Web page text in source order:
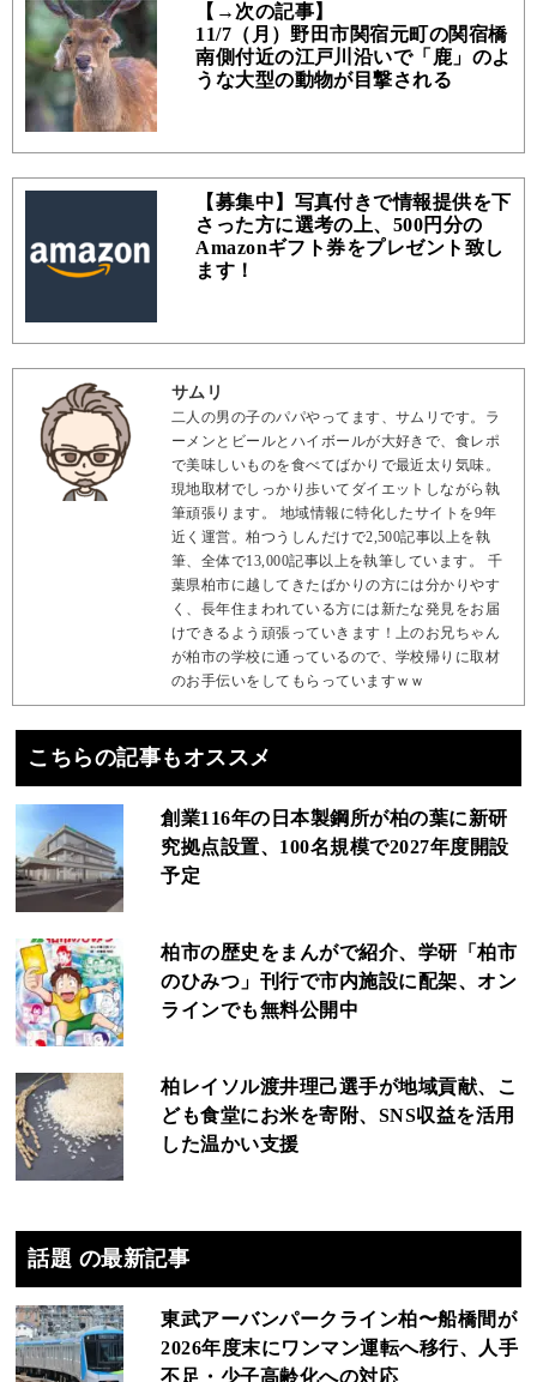
【→次の記事】
11/7（月）野田市関宿元町の関宿橋
南側付近の江戸川沿いで「鹿」のよ
うな大型の動物が目撃される
【募集中】写真付きで情報提供を下
さった方に選考の上、500円分の
Amazonギフト券をプレゼント致し
ます！
サムリ
二人の男の子のパパやってます、サムリです。ラ
ーメンとビールとハイボールが大好きで、食レポ
で美味しいものを食べてばかりで最近太り気味。
現地取材でしっかり歩いてダイエットしながら執
筆頑張ります。 地域情報に特化したサイトを9年
近く運営。柏つうしんだけで2,500記事以上を執
筆、全体で13,000記事以上を執筆しています。 千
葉県柏市に越してきたばかりの方には分かりやす
く、長年住まわれている方には新たな発見をお届
けできるよう頑張っていきます！上のお兄ちゃん
が柏市の学校に通っているので、学校帰りに取材
のお手伝いをしてもらっていますｗｗ
こちらの記事もオススメ
創業116年の日本製鋼所が柏の葉に新研
究拠点設置、100名規模で2027年度開設
予定
柏市の歴史をまんがで紹介、学研「柏市
のひみつ」刊行で市内施設に配架、オン
ラインでも無料公開中
柏レイソル渡井理己選手が地域貢献、こ
ども食堂にお米を寄附、SNS収益を活用
した温かい支援
話題 の最新記事
東武アーバンパークライン柏〜船橋間が
2026年度末にワンマン運転へ移行、人手
不足・少子高齢化への対応